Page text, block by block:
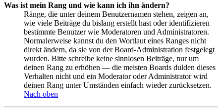
Was ist mein Rang und wie kann ich ihn ändern?
Ränge, die unter deinem Benutzernamen stehen, zeigen an,
wie viele Beiträge du bislang erstellt hast oder identifizieren
bestimmte Benutzer wie Moderatoren und Administratoren.
Normalerweise kannst du den Wortlaut eines Ranges nicht
direkt ändern, da sie von der Board-Administration festgelegt
wurden. Bitte schreibe keine sinnlosen Beiträge, nur um
deinen Rang zu erhöhen — die meisten Boards dulden dieses
Verhalten nicht und ein Moderator oder Administrator wird
deinen Rang unter Umständen einfach wieder zurücksetzen.
Nach oben